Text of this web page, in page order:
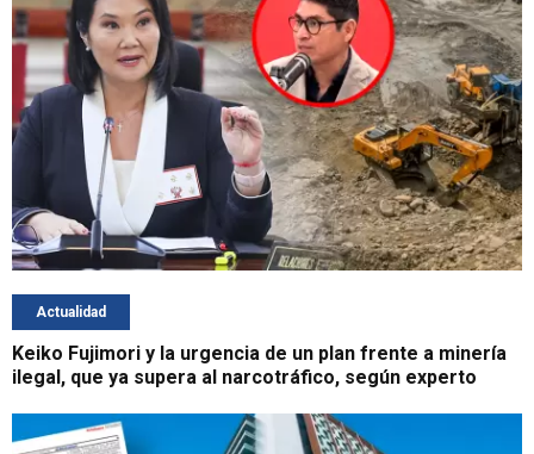
Actualidad
Keiko Fujimori y la urgencia de un plan frente a minería
ilegal, que ya supera al narcotráfico, según experto